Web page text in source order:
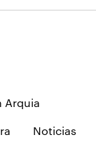
Arquia
Noticias